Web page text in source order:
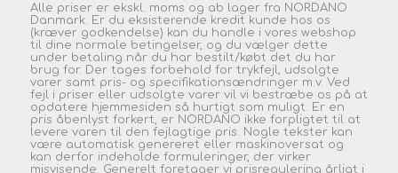
Alle priser er ekskl. moms og ab lager fra NORDANO
Danmark. Er du eksisterende kredit kunde hos os
(kræver godkendelse) kan du handle i vores webshop
til dine normale betingelser, og du vælger dette
under betaling når du har bestilt/købt det du har
brug for. Der tages forbehold for trykfejl, udsolgte
varer samt pris- og specifikationsændringer m.v. Ved
fejl i priser eller udsolgte varer vil vi bestræbe os på at
opdatere hjemmesiden så hurtigt som muligt. Er en
pris åbenlyst forkert, er NORDANO ikke forpligtet til at
levere varen til den fejlagtige pris. Nogle tekster kan
være automatisk genereret eller maskinoversat og
kan derfor indeholde formuleringer, der virker
misvisende. Generelt foretager vi prisregulering årligt i